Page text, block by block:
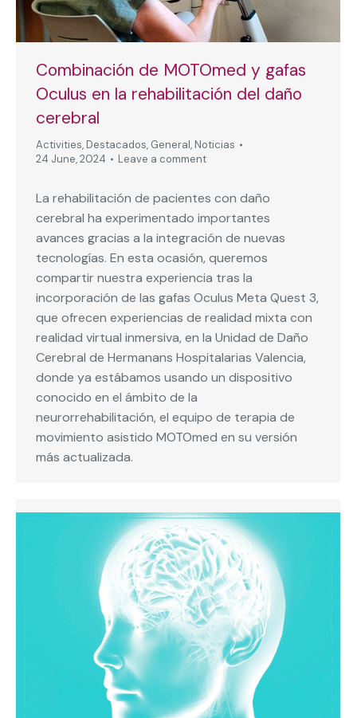
Combinación de MOTOmed y gafas
Oculus en la rehabilitación del daño
cerebral
Activities, Destacados, General, Noticias
24 June, 2024
Leave a comment
La rehabilitación de pacientes con daño
cerebral ha experimentado importantes
avances gracias a la integración de nuevas
tecnologías. En esta ocasión, queremos
compartir nuestra experiencia tras la
incorporación de las gafas Oculus Meta Quest 3,
que ofrecen experiencias de realidad mixta con
realidad virtual inmersiva, en la Unidad de Daño
Cerebral de Hermanans Hospitalarias Valencia,
donde ya estábamos usando un dispositivo
conocido en el ámbito de la
neurorrehabilitación, el equipo de terapia de
movimiento asistido MOTOmed en su versión
más actualizada.